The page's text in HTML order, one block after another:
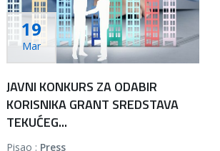
19
Mar
JAVNI KONKURS ZA ODABIR
KORISNIKA GRANT SREDSTAVA
TEKUĆEG...
Pisao : Press